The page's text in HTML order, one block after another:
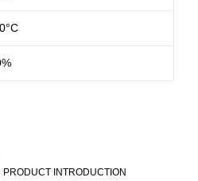
PRODUCT INTRODUCTION